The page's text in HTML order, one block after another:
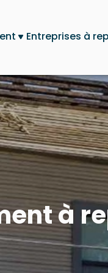
Entreprises à
à